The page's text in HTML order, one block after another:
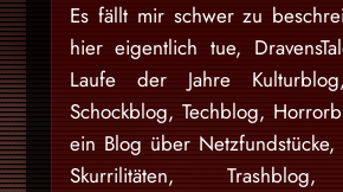
Es fällt mir schwer zu
hier eigentlich tue,
Laufe der Jahre
Schockblog, Techblog,
ein Blog über Netzfundstücke,
Skurrilitäten, Trashblog,